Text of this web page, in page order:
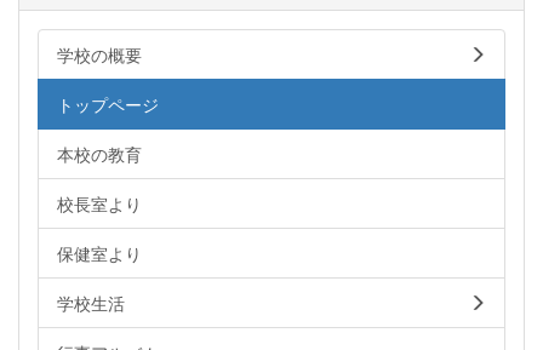
学校の概要
トップページ
本校の教育
校長室より
保健室より
学校生活